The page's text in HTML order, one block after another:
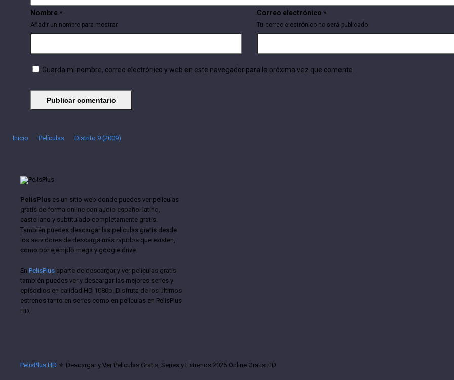
Nombre *
Añadir un nombre para mostrar
Correo electrónico *
Tu correo electrónico no será publicado
Guarda mi nombre, correo electrónico y web en este navegador para la próxima vez que comente.
Inicio Películas Distrito 9 (2009)
PelisPlus es un sitio web donde puedes ver películas
gratis de forma online con audio español latino,
castellano y subtitulado completamente gratis.
También puedes descargar las películas gratis desde
los servidores de descarga más rápidos que existen,
como por ejemplo mega y google drive.
En PelisPlus aparte de descargar y ver películas gratis
también puedes ver y descargar las mejores series y
episodios en calidad HD 1080p. Disfruta de los últimos
estrenos tanto en series como en películas en PelisPlus
HD.
PelisPlus HD ⚜️ Descargar y Ver Peliculas Gratis, Series y Estrenos 2025 Online Gratis HD